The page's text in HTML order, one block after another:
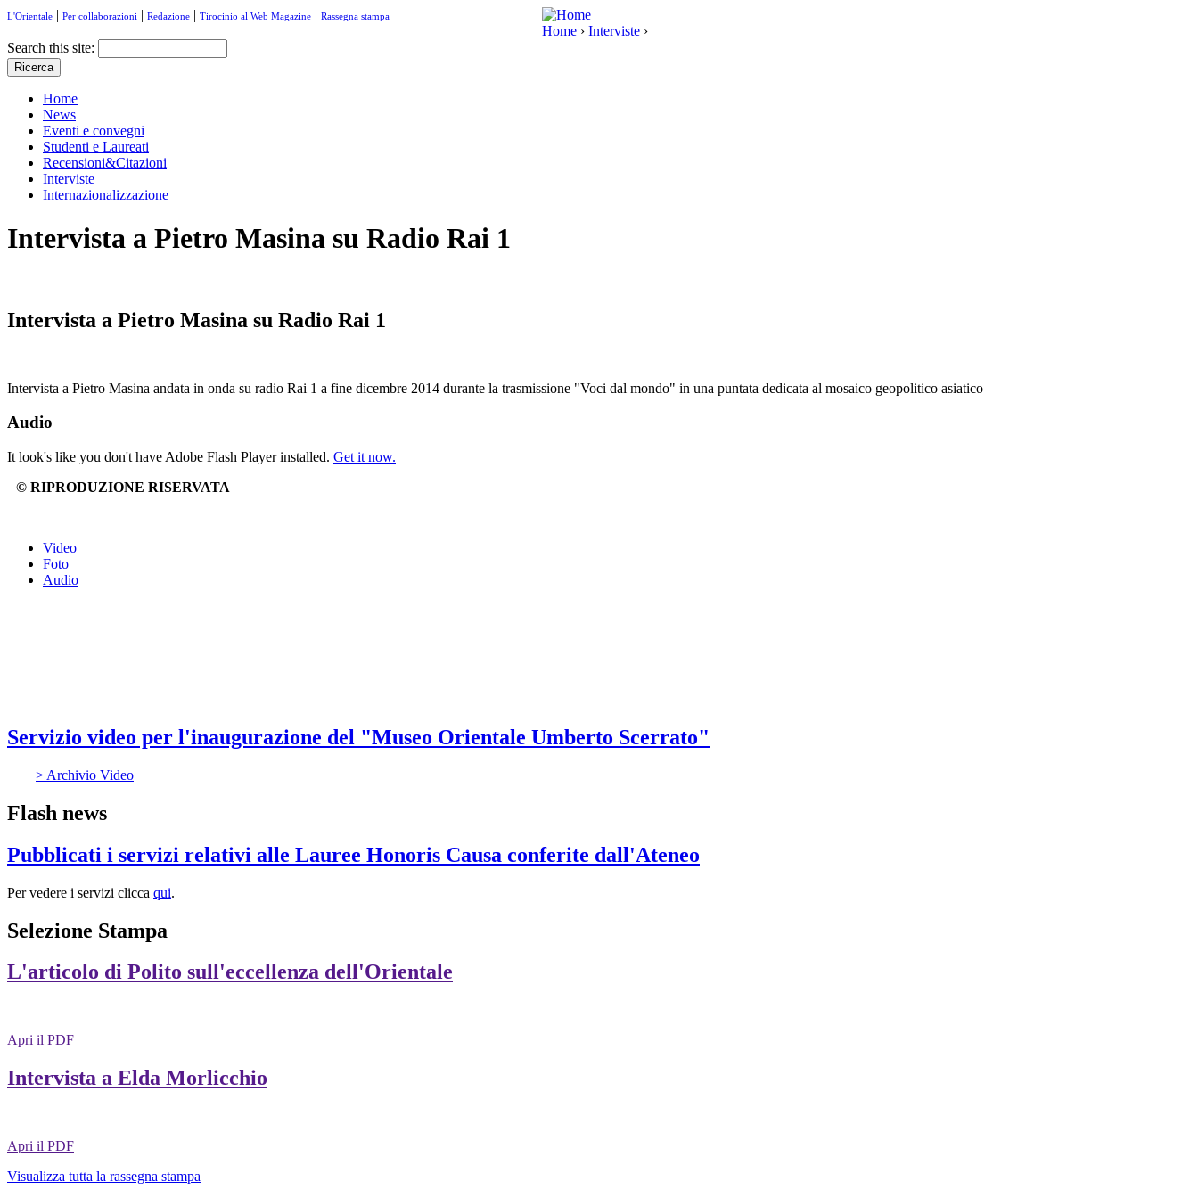
L'Orientale | Per collaborazioni | Redazione | Tirocinio al Web Magazine | Rassegna stampa
Home › Interviste ›
Search this site:
Home
News
Eventi e convegni
Studenti e Laureati
Recensioni&Citazioni
Interviste
Internazionalizzazione
Intervista a Pietro Masina su Radio Rai 1
Intervista a Pietro Masina su Radio Rai 1
Intervista a Pietro Masina andata in onda su radio Rai 1 a fine dicembre 2014 durante la trasmissione "Voci dal mondo" in una puntata dedicata al mosaico geopolitico asiatico
Audio
It look's like you don't have Adobe Flash Player installed. Get it now.
© RIPRODUZIONE RISERVATA
Video
Foto
Audio
Servizio video per l'inaugurazione del "Museo Orientale Umberto Scerrato"
> Archivio Video
Flash news
Pubblicati i servizi relativi alle Lauree Honoris Causa conferite dall'Ateneo
Per vedere i servizi clicca qui.
Selezione Stampa
L'articolo di Polito sull'eccellenza dell'Orientale
Apri il PDF
Intervista a Elda Morlicchio
Apri il PDF
Visualizza tutta la rassegna stampa